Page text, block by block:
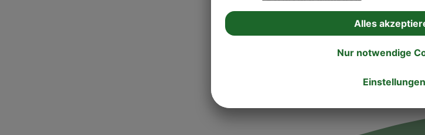
Freitag
Samstag